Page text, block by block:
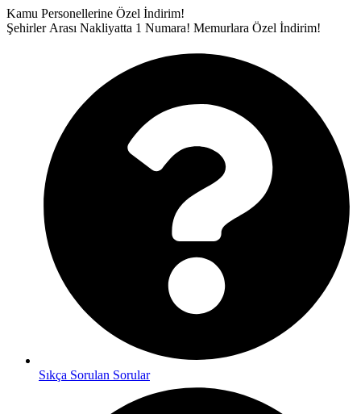
İçeriğe
atla
Kamu Personellerine Özel İndirim!
Şehirler Arası Nakliyatta 1 Numara! Memurlara Özel İndirim!
Sıkça Sorulan Sorular